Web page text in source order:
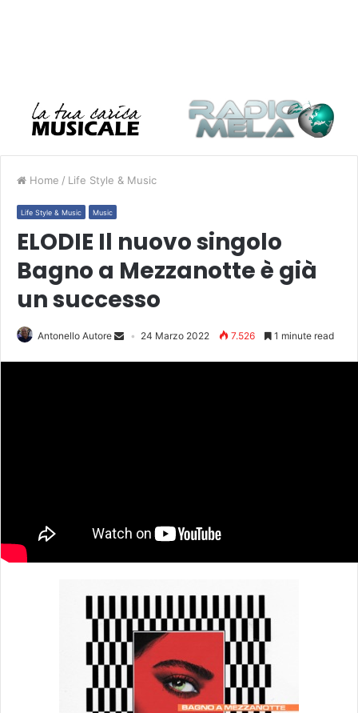
Home / Life Style & Music
Life Style & Music Music
ELODIE Il nuovo singolo
Bagno a Mezzanotte è già
un successo
Antonello Autore 24 Marzo 2022 7.526 1 minute read